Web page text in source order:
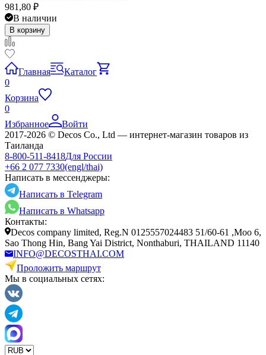
981,80 ₽
В наличии
В корзину
Главная
Каталог
0
Корзина
0
Избранное
Войти
2017-2026 © Decos Co., Ltd — интернет-магазин товаров из
Таиланда
8-800-511-8418Для России
+66 2 077 7330(engl/thai)
Написать в мессенджеры:
Написать в Telegram
Написать в Whatsapp
Контакты:
Decos company limited, Reg.N 0125557024483 51/60-61 ,Moo 6,
Sao Thong Hin, Bang Yai District, Nonthaburi, THAILAND 11140
INFO@DECOSTHAI.COM
Проложить маршрут
Мы в социальных сетях: